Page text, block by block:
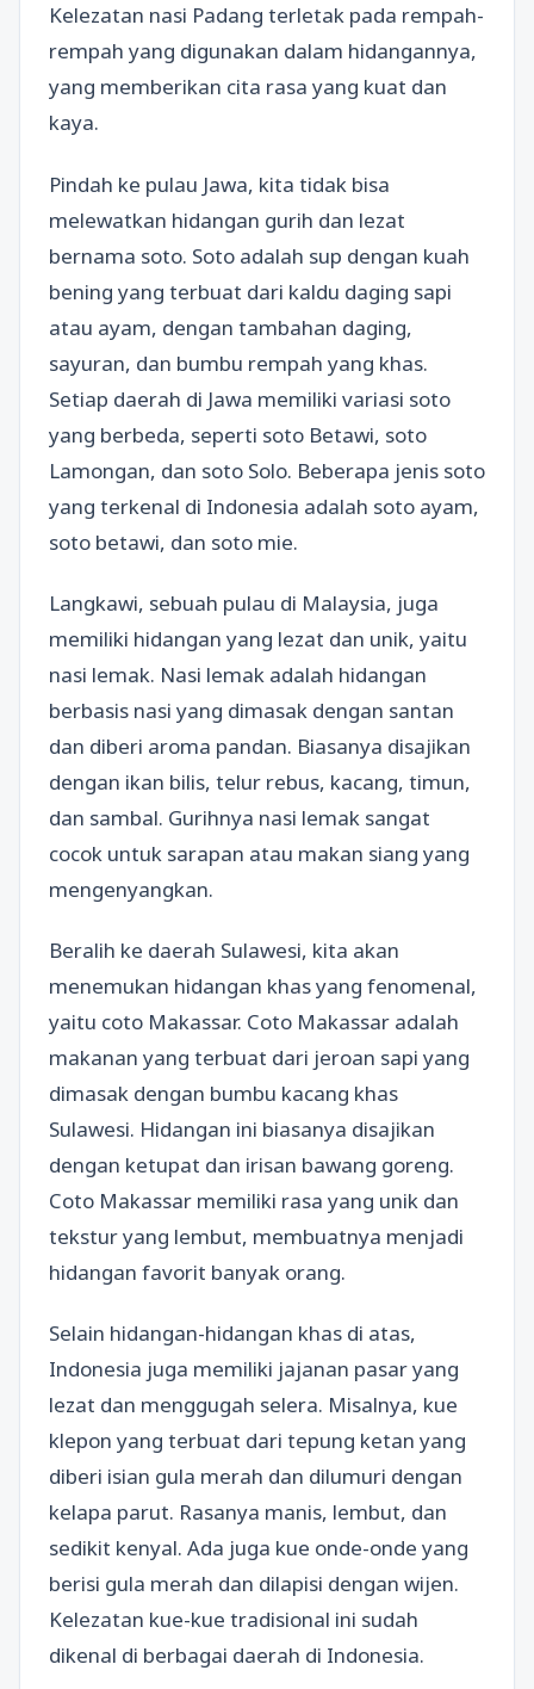
Kelezatan nasi Padang terletak pada rempah-
rempah yang digunakan dalam hidangannya,
yang memberikan cita rasa yang kuat dan
kaya.
Pindah ke pulau Jawa, kita tidak bisa
melewatkan hidangan gurih dan lezat
bernama soto. Soto adalah sup dengan kuah
bening yang terbuat dari kaldu daging sapi
atau ayam, dengan tambahan daging,
sayuran, dan bumbu rempah yang khas.
Setiap daerah di Jawa memiliki variasi soto
yang berbeda, seperti soto Betawi, soto
Lamongan, dan soto Solo. Beberapa jenis soto
yang terkenal di Indonesia adalah soto ayam,
soto betawi, dan soto mie.
Langkawi, sebuah pulau di Malaysia, juga
memiliki hidangan yang lezat dan unik, yaitu
nasi lemak. Nasi lemak adalah hidangan
berbasis nasi yang dimasak dengan santan
dan diberi aroma pandan. Biasanya disajikan
dengan ikan bilis, telur rebus, kacang, timun,
dan sambal. Gurihnya nasi lemak sangat
cocok untuk sarapan atau makan siang yang
mengenyangkan.
Beralih ke daerah Sulawesi, kita akan
menemukan hidangan khas yang fenomenal,
yaitu coto Makassar. Coto Makassar adalah
makanan yang terbuat dari jeroan sapi yang
dimasak dengan bumbu kacang khas
Sulawesi. Hidangan ini biasanya disajikan
dengan ketupat dan irisan bawang goreng.
Coto Makassar memiliki rasa yang unik dan
tekstur yang lembut, membuatnya menjadi
hidangan favorit banyak orang.
Selain hidangan-hidangan khas di atas,
Indonesia juga memiliki jajanan pasar yang
lezat dan menggugah selera. Misalnya, kue
klepon yang terbuat dari tepung ketan yang
diberi isian gula merah dan dilumuri dengan
kelapa parut. Rasanya manis, lembut, dan
sedikit kenyal. Ada juga kue onde-onde yang
berisi gula merah dan dilapisi dengan wijen.
Kelezatan kue-kue tradisional ini sudah
dikenal di berbagai daerah di Indonesia.